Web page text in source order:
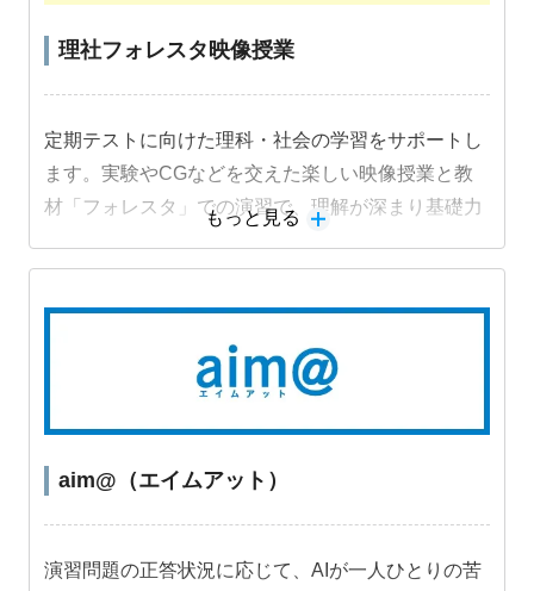
理社フォレスタ映像授業
定期テストに向けた理科・社会の学習をサポートし
ます。実験やCGなどを交えた楽しい映像授業と教
材「フォレスタ」での演習で、理解が深まり基礎力
もっと見る
aim@（エイムアット）
演習問題の正答状況に応じて、AIが一人ひとりの苦